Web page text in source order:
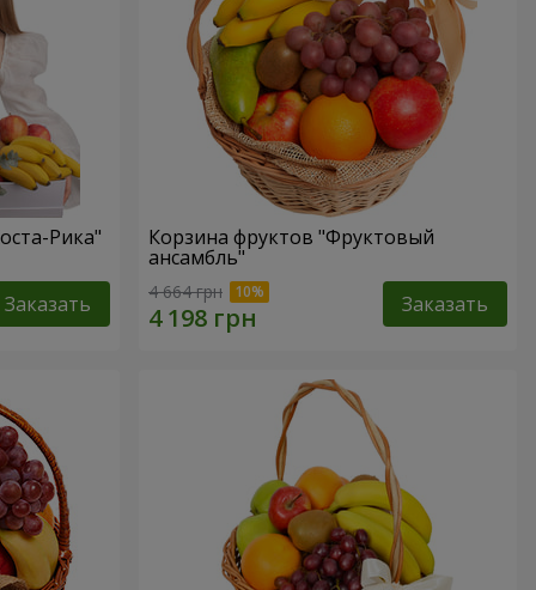
Рика"
Заказать
Корзина фруктов "Фруктовый
ансамбль"
4 664 грн Заказать